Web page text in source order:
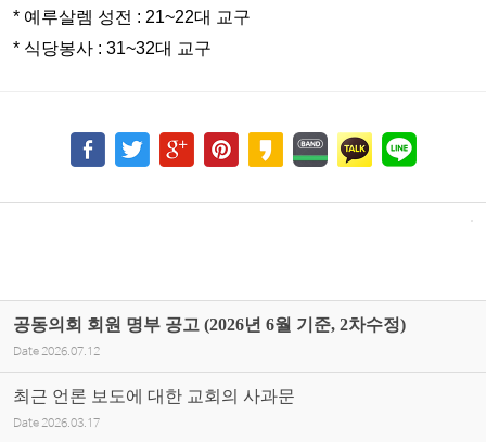
* 예루살렘 성전 : 21~22대 교구
* 식당봉사 : 31~32대 교구
공동의회 회원 명부 공고 (2026년 6월 기준, 2차수정)
Date 2026.07.12
최근 언론 보도에 대한 교회의 사과문
Date 2026.03.17